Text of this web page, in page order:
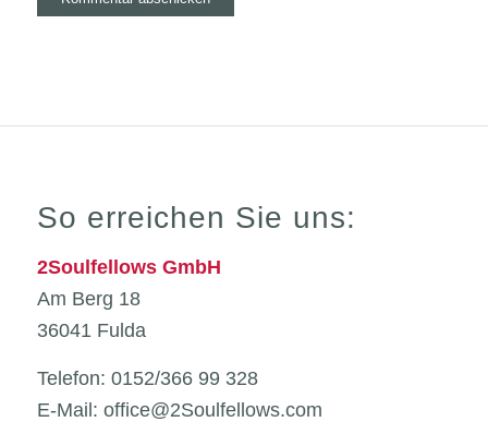
So erreichen Sie uns:
2Soulfellows GmbH
Am Berg 18
36041 Fulda
Telefon: 0152/366 99 328
E-Mail: office@2Soulfellows.com